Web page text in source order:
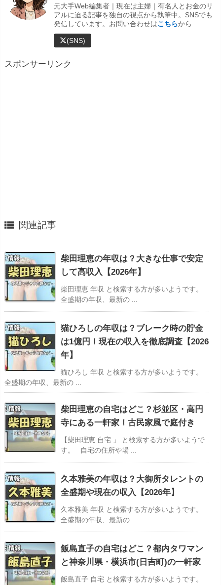
元大手Web編集者｜現在は主婦｜有名人とお金のリ
アルに迫る記事を独自の視点から執筆中。SNSでも
発信しています。お問い合わせはこちらから
(SNS)
スポンサーリンク
 関連記事
柴田理恵の年収は？大きな仕事で安定
して高収入【2026年】
柴田理恵 年収 と検索する方が多いようです。
全盛期の年収、最新の ...
猫ひろしの年収は？ブレーク時の貯金
は1億円！現在の収入を徹底調査【2026
年】
猫ひろし 年収 と検索する方が多いようです。
全盛期の年収、最新の ...
柴田理恵の自宅はどこ？杉並区・高円
寺にある一軒家！古民家風で庭付き
【柴田理恵 自宅 」 と検索する方が多いようで
す。 自宅の住所や場 ...
久本雅美の年収は？大御所タレントの
全盛期や現在の収入【2026年】
久本雅美 年収 と検索する方が多いようです。
全盛期の年収、最新の ...
飯島直子の自宅はどこ？都内タワマン
と神奈川県・横浜市(日吉町)の一軒家
飯島直子 自宅 と検索する方が多いようです。